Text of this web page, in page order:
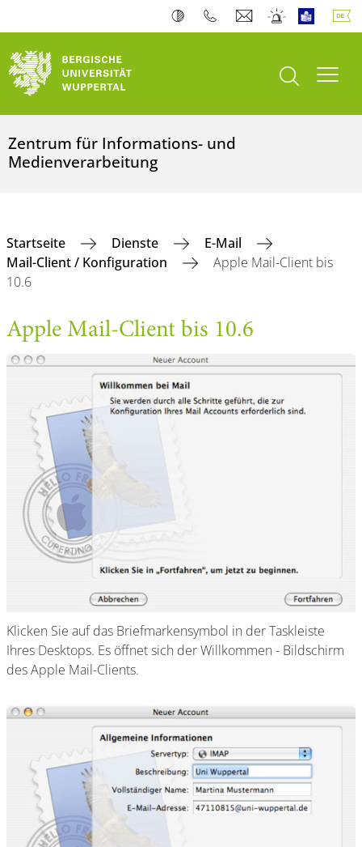
Suche öffnen
Zentrum für Informations- und
Medienverarbeitung
Startseite Dienste
E-Mail
Mail-Client / Konfiguration
Apple Mail-Client bis
10.6
Apple Mail-Client bis 10.6
Klicken Sie auf das Briefmarkensymbol in der Taskleiste
Ihres Desktops. Es öffnet sich der Willkommen - Bildschirm
des Apple Mail-Clients.